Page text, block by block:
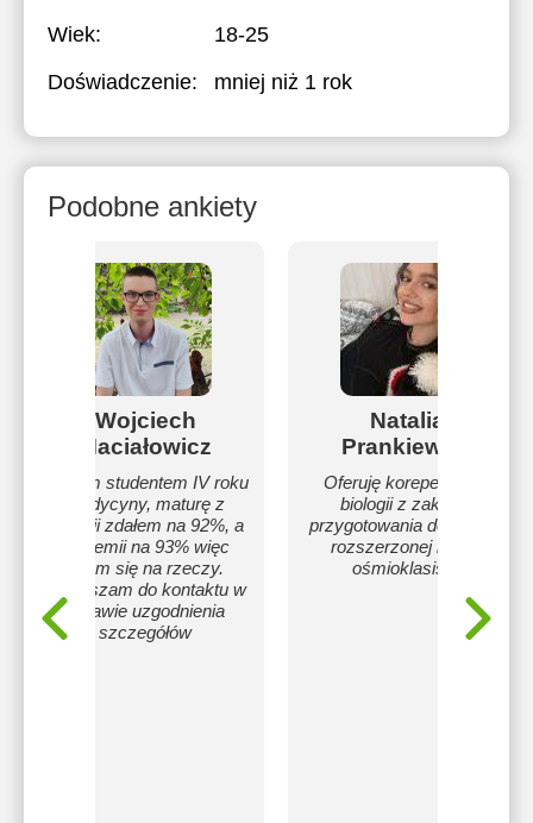
Wiek:
18-25
Doświadczenie:
mniej niż 1 rok
Podobne ankiety
Wojciech
Maciałowicz
Jestem studentem IV roku
medycyny, maturę z
biologii zdałem na 92%, a
z chemii na 93% więc
znam się na rzeczy.
Zapraszam do kontaktu w
sprawie uzgodnienia
szczegółów
Natalia
Prankiewicz
Oferuję korepetycje z
biologii z zakresu
przygotowania do matury
rozszerzonej i testu
ośmioklasisty.